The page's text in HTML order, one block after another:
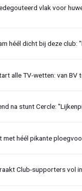
vlak voor
héél dicht bij deze club:
alle TV-wetten: van BV
na stunt Cercle:
met héél pikante
Club-supporters vol